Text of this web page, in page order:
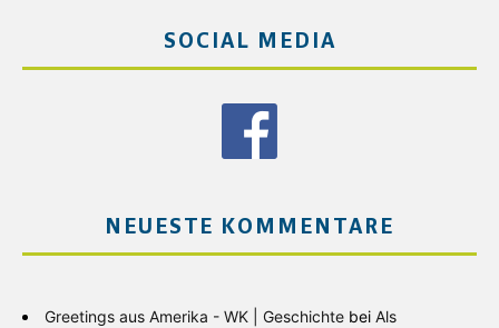
SOCIAL MEDIA
NEUESTE KOMMENTARE
Greetings aus Amerika - WK | Geschichte bei Als